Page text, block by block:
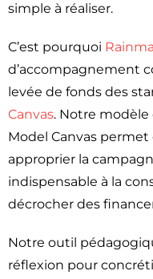
simple à réaliser.
C’est pourquoi
d’accompagnement
levée de fonds des
Canvas. Notre modèle
Model Canvas
approprier la
indispensable à la
décrocher des
Notre outil
réflexion pour